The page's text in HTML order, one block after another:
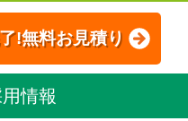
!無料お見積り
情報